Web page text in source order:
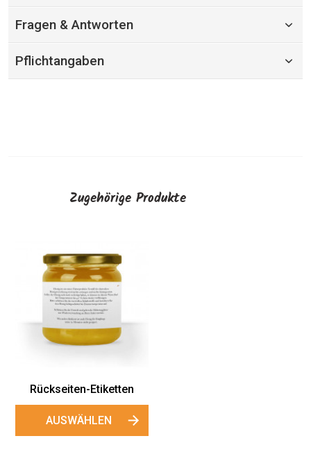
Fragen & Antworten
Pflichtangaben
Zugehörige Produkte
Rückseiten-Etiketten
AUSWÄHLEN